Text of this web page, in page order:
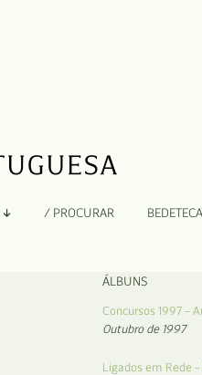
/ PROCURAR BEDETECA
ÁLBUNS
Concursos 1997 –
Outubro de 1997
Ligados em Rede